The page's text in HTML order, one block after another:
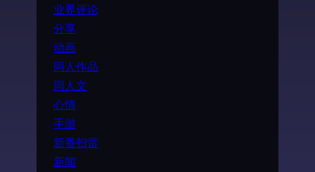
业界评论
分享
动画
同人作品
同人文
心情
手游
新番扫雷
新闻